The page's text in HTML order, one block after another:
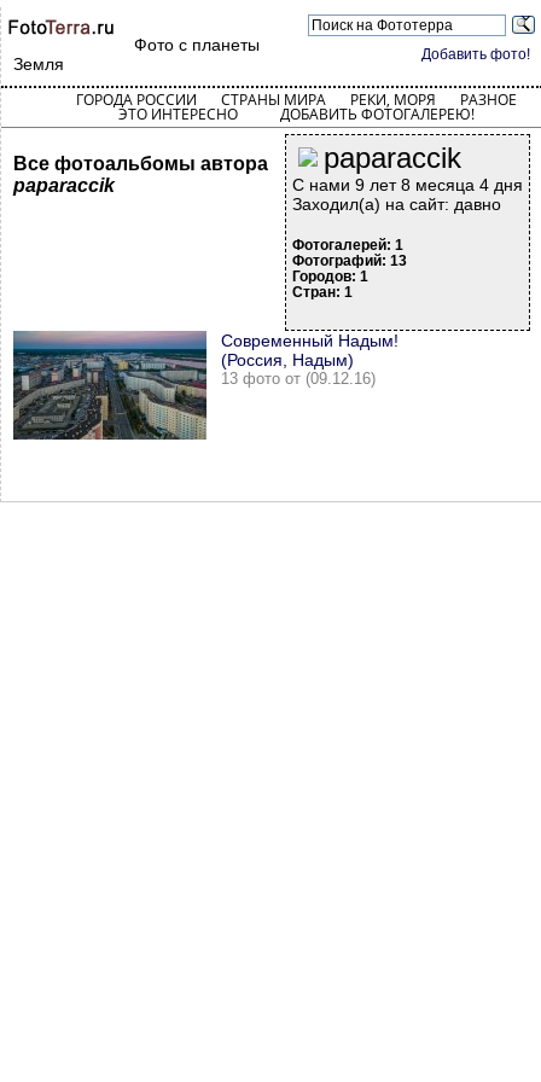
Добавить фото!
Фото с планеты
Земля
ГОРОДА РОССИИ СТРАНЫ МИРА РЕКИ, МОРЯ РАЗНОЕ
ЭТО ИНТЕРЕСНО ДОБАВИТЬ ФОТОГАЛЕРЕЮ!
paparaccik
С нами 9 лет 8 месяца 4 дня
Заходил(а) на сайт: давно
Фотогалерей: 1
Фотографий: 13
Городов: 1
Стран: 1
Все фотоальбомы автора
paparaccik
Современный Надым!
(Россия, Надым)
13 фото от (09.12.16)